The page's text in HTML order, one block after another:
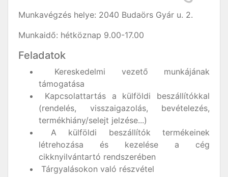
Munkavégzés helye: 2040 Budaörs Gyár u. 2.
Munkaidő: hétköznap 9.00-17.00
Feladatok
Kereskedelmi vezető munkájának
támogatása
Kapcsolattartás a külföldi beszállítókkal
(rendelés, visszaigazolás, bevételezés,
termékhiány/selejt jelzése...)
A külföldi beszállítók termékeinek
létrehozása és kezelése a cég
cikknyilvántartó rendszerében
Tárgyalásokon való részvétel